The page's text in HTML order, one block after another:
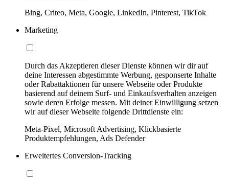
Bing, Criteo, Meta, Google, LinkedIn, Pinterest, TikTok
Marketing
Durch das Akzeptieren dieser Dienste können wir dir auf
deine Interessen abgestimmte Werbung, gesponserte Inhalte
oder Rabattaktionen für unsere Webseite oder Produkte
basierend auf deinem Surf- und Einkaufsverhalten anzeigen
sowie deren Erfolge messen. Mit deiner Einwilligung setzen
wir auf dieser Webseite folgende Drittdienste ein:
Meta-Pixel, Microsoft Advertising, Klickbasierte
Produktempfehlungen, Ads Defender
Erweitertes Conversion-Tracking